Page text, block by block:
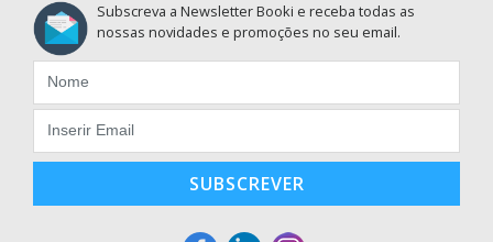
Subscreva a Newsletter Booki e receba todas as
nossas novidades e promoções no seu email.
SUBSCREVER